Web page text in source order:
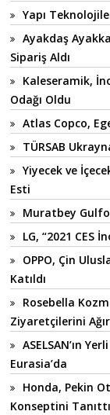
Yapı
Ayakdaş
Sipariş Aldı
Kaleseramik,
Odağı Oldu
Atlas Copco,
TÜRSAB
Yiyecek ve
Esti
Muratbey
LG, “2021 CES
OPPO, Çin
Katıldı
Rosebella
Ziyaretçilerini
ASELSAN’ın
Eurasia’da
Honda, Pekin
Konseptini Tanıttı